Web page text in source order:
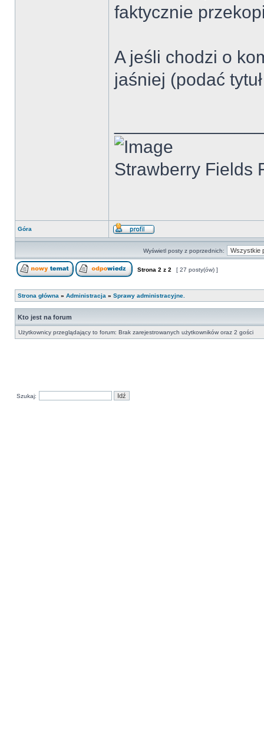
faktycznie
A jeśli chodzi o
jaśniej (podać
Strawberry Fields
Góra
Wyświetl posty z poprzednich:
Strona 2 z 2 [ 27 posty(ów) ]
Strona główna » Administracja » Sprawy administracyjne.
Kto jest na forum
Użytkownicy przeglądający to forum: Brak zarejestrowanych użytkowników oraz 2 gości
Szukaj: